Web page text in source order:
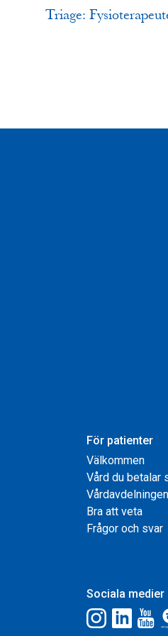
Triage:
För patienter
Välkommen
Vård du betalar
Vårdavdelningen
Bra att veta
Frågor och svar
Sociala medier